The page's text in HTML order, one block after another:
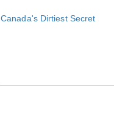
Canada's Dirtiest Secret